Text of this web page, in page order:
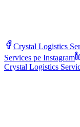
Crystal Logistics
Services pe Instagram
Crystal Logistics